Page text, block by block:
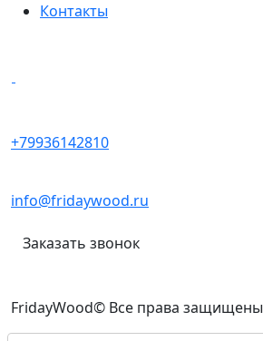
Контакты
+79936142810
info@fridaywood.ru
Заказать звонок
FridayWood© Все права защищены